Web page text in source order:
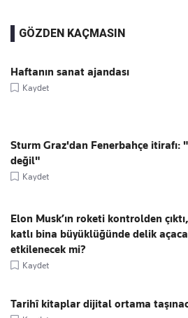
GÖZDEN KAÇMASIN
Haftanın sanat ajandası
Kaydet
Sturm Graz'dan Fenerbahçe itirafı:
değil"
Kaydet
Elon Musk’ın roketi kontrolden
katlı bina büyüklüğünde delik
etkilenecek mi?
Kaydet
Tarihî kitaplar dijital ortama